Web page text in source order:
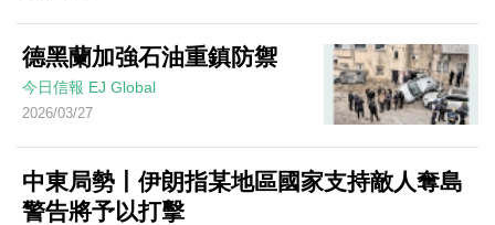
德黑蘭加強石油重鎮防禦
今日信報 EJ Global
2026/03/27
中東局勢丨伊朗指某地區國家支持敵人奪島
警告將予以打擊